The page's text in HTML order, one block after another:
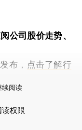
公司股价走势、
布， 点击了解行
续阅读
读权限